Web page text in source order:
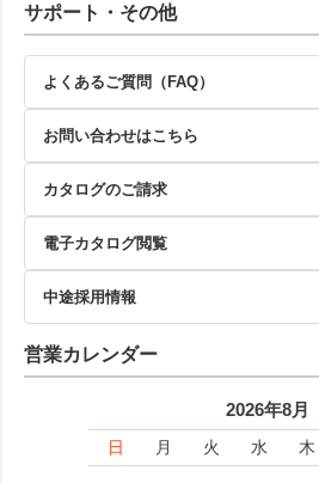
サポート・その他
よくあるご質問（FAQ）
お問い合わせはこちら
カタログのご請求
電子カタログ閲覧
中途採用情報
営業カレンダー
2026年8月
日 月 火 水 木